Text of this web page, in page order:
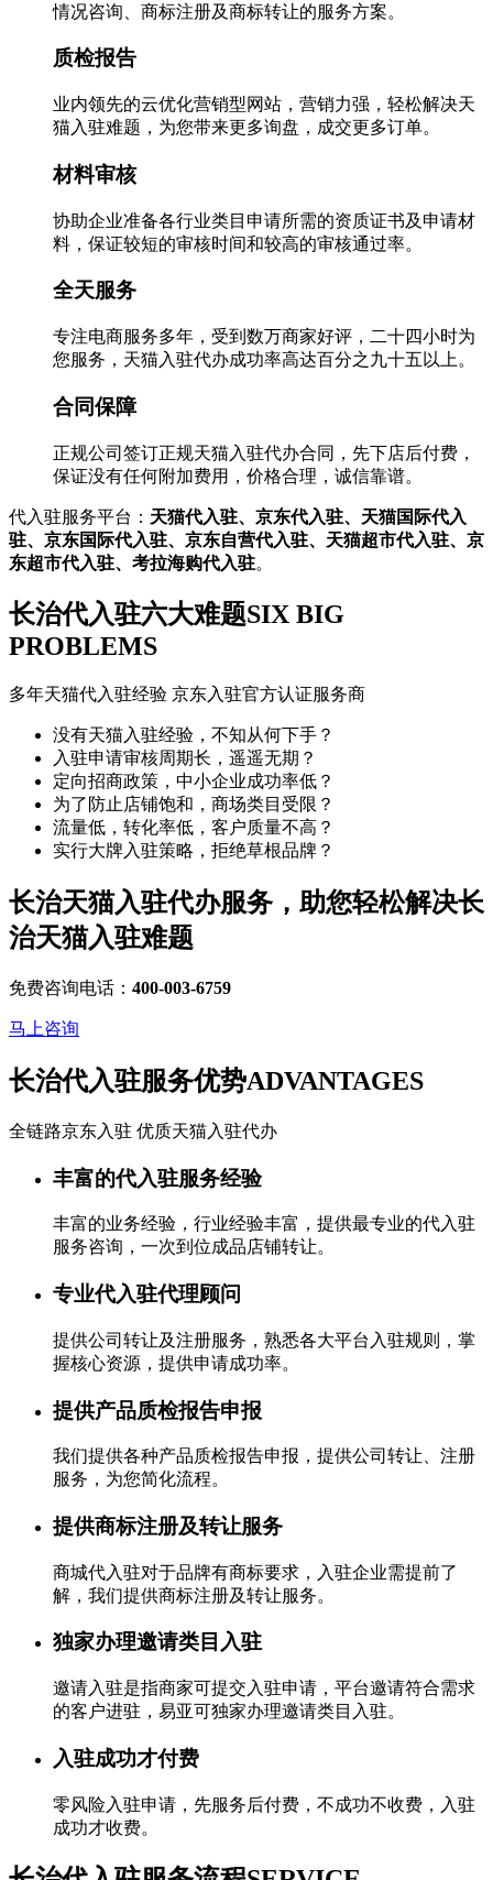
情况咨询、商标注册及商标转让的服务方案。
质检报告
业内领先的云优化营销型网站，营销力强，轻松解决天
猫入驻难题，为您带来更多询盘，成交更多订单。
材料审核
协助企业准备各行业类目申请所需的资质证书及申请材
料，保证较短的审核时间和较高的审核通过率。
全天服务
专注电商服务多年，受到数万商家好评，二十四小时为
您服务，天猫入驻代办成功率高达百分之九十五以上。
合同保障
正规公司签订正规天猫入驻代办合同，先下店后付费，
保证没有任何附加费用，价格合理，诚信靠谱。
代入驻服务平台： 天猫代入驻、京东代入驻、天猫国际代入
驻、京东国际代入驻、京东自营代入驻、天猫超市代入驻、京
东超市代入驻、考拉海购代入驻。
长治代入驻六大难题SIX BIG
PROBLEMS
多年天猫代入驻经验 京东入驻官方认证服务商
没有天猫入驻经验，不知从何下手？
入驻申请审核周期长，遥遥无期？
定向招商政策，中小企业成功率低？
为了防止店铺饱和，商场类目受限？
流量低，转化率低，客户质量不高？
实行大牌入驻策略，拒绝草根品牌？
长治天猫入驻代办服务，助您轻松解决长
治天猫入驻难题
免费咨询电话： 400-003-6759
马上咨询
长治代入驻服务优势ADVANTAGES
全链路京东入驻 优质天猫入驻代办
丰富的代入驻服务经验
丰富的业务经验，行业经验丰富，提供最专业的代入驻
服务咨询，一次到位成品店铺转让。
专业代入驻代理顾问
提供公司转让及注册服务，熟悉各大平台入驻规则，掌
握核心资源，提供申请成功率。
提供产品质检报告申报
我们提供各种产品质检报告申报，提供公司转让、注册
服务，为您简化流程。
提供商标注册及转让服务
商城代入驻对于品牌有商标要求，入驻企业需提前了
解，我们提供商标注册及转让服务。
独家办理邀请类目入驻
邀请入驻是指商家可提交入驻申请，平台邀请符合需求
的客户进驻，易亚可独家办理邀请类目入驻。
入驻成功才付费
零风险入驻申请，先服务后付费，不成功不收费，入驻
成功才收费。